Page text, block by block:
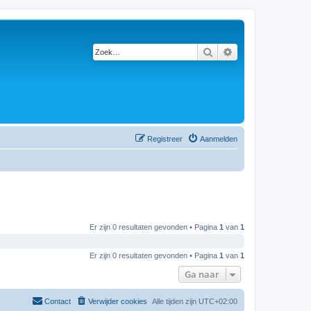
Zoek
Aanmelden
Registreer
Er zijn 0 resultaten gevonden • Pagina 1 van 1
Er zijn 0 resultaten gevonden • Pagina 1 van 1
Ga naar
Alle tijden zijn UTC+02:00
Verwijder cookies
Contact